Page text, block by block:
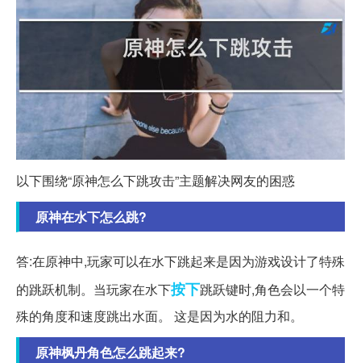
以下围绕“原神怎么下跳攻击”主题解决网友的困惑
原神在水下怎么跳?
答:在原神中,玩家可以在水下跳起来是因为游戏设计了特殊
的跳跃机制。当玩家在水下按下跳跃键时,角色会以一个特
殊的角度和速度跳出水面。 这是因为水的阻力和。
原神枫丹角色怎么跳起来?